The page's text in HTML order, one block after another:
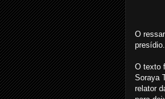
O
O texto
Soraya
relator